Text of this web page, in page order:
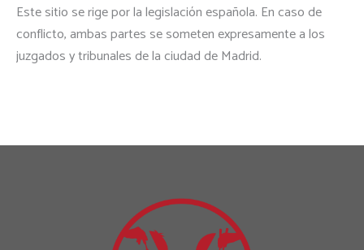
Este sitio se rige por la legislación española. En caso de
conflicto, ambas partes se someten expresamente a los
juzgados y tribunales de la ciudad de Madrid.